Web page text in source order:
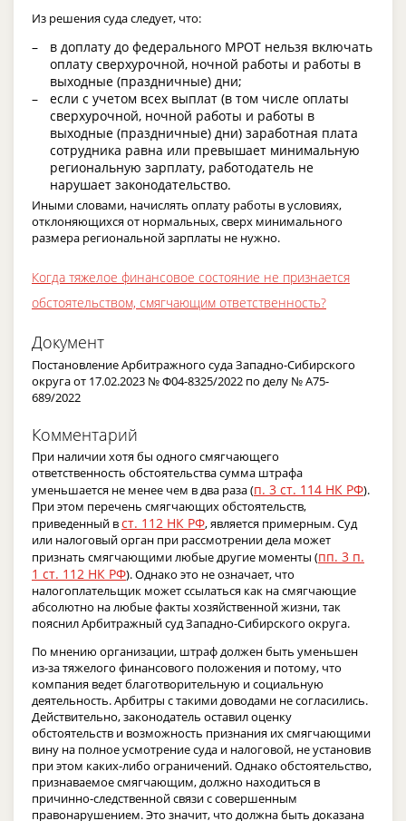
Из решения суда следует, что:
в доплату до федерального МРОТ нельзя включать
оплату сверхурочной, ночной работы и работы в
выходные (праздничные) дни;
если с учетом всех выплат (в том числе оплаты
сверхурочной, ночной работы и работы в
выходные (праздничные) дни) заработная плата
сотрудника равна или превышает минимальную
региональную зарплату, работодатель не
нарушает законодательство.
Иными словами, начислять оплату работы в условиях,
отклоняющихся от нормальных, сверх минимального
размера региональной зарплаты не нужно.
Когда тяжелое финансовое состояние не признается
обстоятельством, смягчающим ответственность?
Документ
Постановление Арбитражного суда Западно-Сибирского
округа от 17.02.2023 № Ф04-8325/2022 по делу № А75-
689/2022
Комментарий
При наличии хотя бы одного смягчающего
ответственность обстоятельства сумма штрафа
уменьшается не менее чем в два раза (п. 3 ст. 114 НК РФ).
При этом перечень смягчающих обстоятельств,
приведенный вст. 112 НК РФ, является примерным. Суд
или налоговый орган при рассмотрении дела может
признать смягчающими любые другие моменты (пп. 3 п.
1 ст. 112 НК РФ). Однако это не означает, что
налогоплательщик может ссылаться как на смягчающие
абсолютно на любые факты хозяйственной жизни, так
пояснил Арбитражный суд Западно-Сибирского округа.
По мнению организации, штраф должен быть уменьшен
из-за тяжелого финансового положения и потому, что
компания ведет благотворительную и социальную
деятельность. Арбитры с такими доводами не согласились.
Действительно, законодатель оставил оценку
обстоятельств и возможность признания их смягчающими
вину на полное усмотрение суда и налоговой, не установив
при этом каких-либо ограничений. Однако обстоятельство,
признаваемое смягчающим, должно находиться в
причинно-следственной связи с совершенным
правонарушением. Это значит, что должна быть доказана